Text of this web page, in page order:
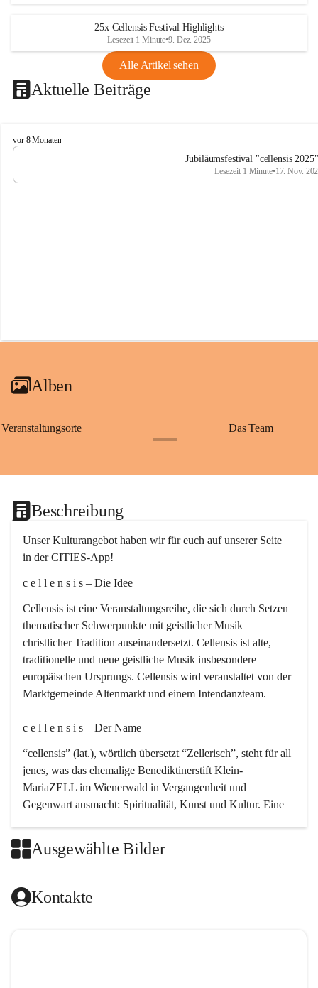
25x Cellensis Festival Highlights
Lesezeit 1 Minute•9. Dez. 2025
Alle Artikel sehen
Aktuelle Beiträge
C
e
l
vor 8 Monaten
Jubiläumsfestival "cellensis
Lesezeit 1 Minute•17. Nov.
Alben
Veranstaltungsorte Das Team
Beschreibung
Unser Kulturangebot haben wir für euch auf unserer Seite
in der CITIES-App!
c e l l e n s i s – Die Idee
Cellensis ist eine Veranstaltungsreihe, die sich durch Setzen
thematischer Schwerpunkte mit geistlicher Musik
christlicher Tradition auseinandersetzt. Cellensis ist alte,
traditionelle und neue geistliche Musik insbesondere
europäischen Ursprungs. Cellensis wird veranstaltet von der
Marktgemeinde Altenmarkt und einem Intendanzteam.
c e l l e n s i s – Der Name
“cellensis” (lat.), wörtlich übersetzt “Zellerisch”, steht für all
jenes, was das ehemalige Benediktinerstift Klein-
MariaZELL im Wienerwald in Vergangenheit und
Gegenwart ausmacht: Spiritualität, Kunst und Kultur. Eine
Kirchenmusik, dem kunstvollen Lob Gottes.
Das kirchenmusikalische Festival Cellensis wird seit dem
Ausgewählte Bilder
Kontakte